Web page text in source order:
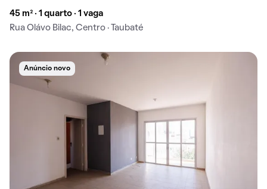
45 m² · 1 quarto · 1 vaga
Rua Olávo Bilac, Centro · Taubaté
Anúncio novo